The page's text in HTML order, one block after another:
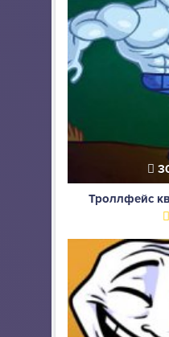
Троллфейс